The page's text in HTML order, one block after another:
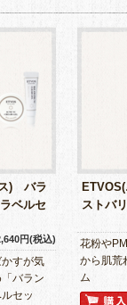
) バラ
ベルセ
円(税込)
すが気
バラン
セッ
ストバ
花粉や
から肌荒
ム